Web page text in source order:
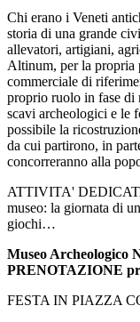
Chi erano i Veneti
storia di una grande
allevatori, artigiani,
Altinum, per la propria
commerciale di
proprio ruolo in fase di
scavi archeologici e le
possibile la
da cui partirono, in
concorreranno alla
ATTIVITA'
museo: la giornata di
giochi…
Museo Archeologico
PRENOTAZIONE
FESTA IN PIAZZA